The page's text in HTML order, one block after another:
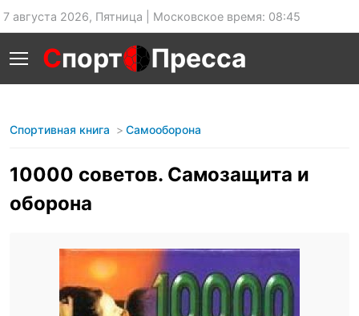
7 августа 2026, Пятница | Московское время: 08:45
Спорт Пресса
Спортивная книга Самооборона
10000 советов. Самозащита и
оборона